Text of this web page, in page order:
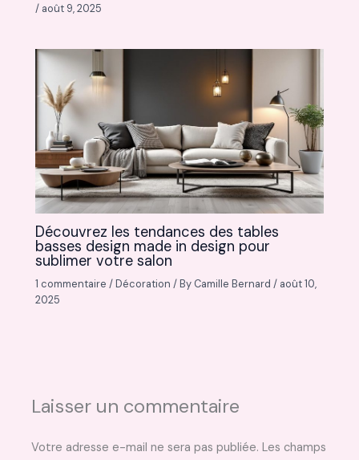
/ août 9, 2025
Découvrez les tendances des tables
basses design made in design pour
sublimer votre salon
1 commentaire /Décoration / By Camille Bernard/ août 10,
2025
Laisser un commentaire
Votre adresse e-mail ne sera pas publiée. Les champs